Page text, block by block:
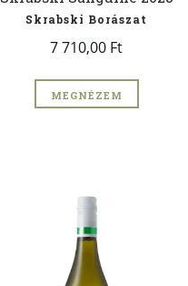
Skrabski Borászat
7 710,00 Ft
MEGNÉZEM